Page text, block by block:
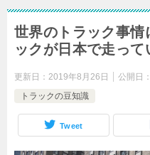
世界のトラック事
ックが日本で走って
更新日： 2019年8月26日 公開日：
トラックの豆知識
Tweet